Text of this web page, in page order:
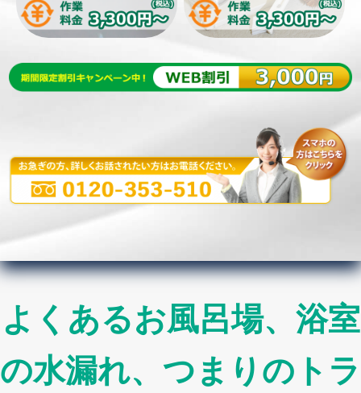
よくあるお風呂場、浴室
の水漏れ、つまりのトラ